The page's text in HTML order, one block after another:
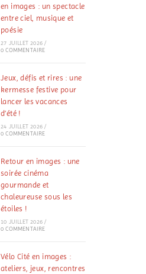
en images : un spectacle
entre ciel, musique et
poésie
27 JUILLET 2026 /
0 COMMENTAIRE
Jeux, défis et rires : une
kermesse festive pour
lancer les vacances
d’été !
24 JUILLET 2026 /
0 COMMENTAIRE
Retour en images : une
soirée cinéma
gourmande et
chaleureuse sous les
étoiles !
10 JUILLET 2026 /
0 COMMENTAIRE
Vélo Cité en images :
ateliers, jeux, rencontres